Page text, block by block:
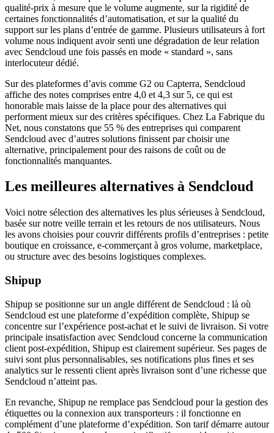
qualité-prix à mesure que le volume augmente, sur la rigidité de
certaines fonctionnalités d’automatisation, et sur la qualité du
support sur les plans d’entrée de gamme. Plusieurs utilisateurs à fort
volume nous indiquent avoir senti une dégradation de leur relation
avec Sendcloud une fois passés en mode « standard », sans
interlocuteur dédié.
Sur des plateformes d’avis comme G2 ou Capterra, Sendcloud
affiche des notes comprises entre 4,0 et 4,3 sur 5, ce qui est
honorable mais laisse de la place pour des alternatives qui
performent mieux sur des critères spécifiques. Chez La Fabrique du
Net, nous constatons que 55 % des entreprises qui comparent
Sendcloud avec d’autres solutions finissent par choisir une
alternative, principalement pour des raisons de coût ou de
fonctionnalités manquantes.
Les meilleures alternatives à Sendcloud
Voici notre sélection des alternatives les plus sérieuses à Sendcloud,
basée sur notre veille terrain et les retours de nos utilisateurs. Nous
les avons choisies pour couvrir différents profils d’entreprises : petite
boutique en croissance, e-commerçant à gros volume, marketplace,
ou structure avec des besoins logistiques complexes.
Shipup
Shipup se positionne sur un angle différent de Sendcloud : là où
Sendcloud est une plateforme d’expédition complète, Shipup se
concentre sur l’expérience post-achat et le suivi de livraison. Si votre
principale insatisfaction avec Sendcloud concerne la communication
client post-expédition, Shipup est clairement supérieur. Ses pages de
suivi sont plus personnalisables, ses notifications plus fines et ses
analytics sur le ressenti client après livraison sont d’une richesse que
Sendcloud n’atteint pas.
En revanche, Shipup ne remplace pas Sendcloud pour la gestion des
étiquettes ou la connexion aux transporteurs : il fonctionne en
complément d’une plateforme d’expédition. Son tarif démarre autour